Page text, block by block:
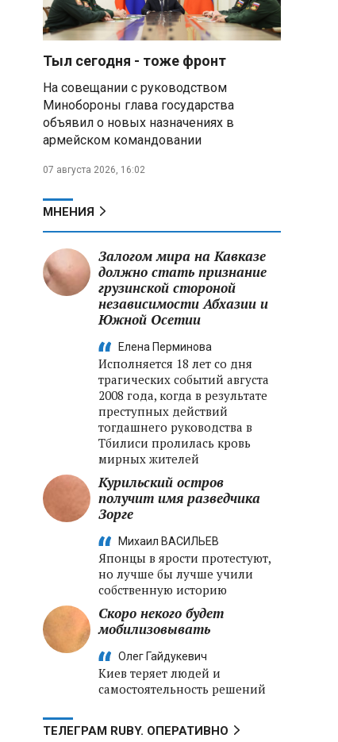
возмутился «просрочкой и
тухлятиной»
Владимир Путин обсудил с
меры по защите инфраструктуры
от терактов
Минобороны РФ: «Искандер»
ВСУ в Днепропетровской
e‑торговле, биржевому рынку и
ученым званиям
Тыл сегодня - тоже фронт
На совещании с руководством
Минобороны глава государства
объявил о новых назначениях в
армейском командовании
07 августа 2026, 16:02
МНЕНИЯ
Залогом мира на Кавказе
должно стать признание
грузинской стороной
независимости Абхазии и
Южной Осетии
Елена Перминова
Исполняется 18 лет со дня
трагических событий августа
2008 года, когда в результате
преступных действий
тогдашнего руководства в
Тбилиси пролилась кровь
мирных жителей
Курильский остров
получит имя разведчика
Зорге
Михаил ВАСИЛЬЕВ
Японцы в ярости протестуют,
но лучше бы лучше учили
собственную историю
Скоро некого будет
мобилизовывать
Олег Гайдукевич
Киев теряет людей и
самостоятельность решений
ТЕЛЕГРАМ RUBY. ОПЕРАТИВНО